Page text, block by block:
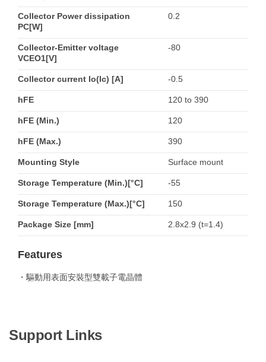
Collector Power dissipation
PC[W]
0.2
Collector-Emitter voltage
VCEO1[V]
-80
Collector current Io(Ic) [A] -0.5
hFE 120 to 390
hFE (Min.) 120
hFE (Max.) 390
Mounting Style Surface mount
Storage Temperature (Min.)[°C] -55
Storage Temperature (Max.)[°C] 150
Package Size [mm] 2.8x2.9 (t=1.4)
Features
・驅動用表面安裝型雙載子電晶體
Support Links